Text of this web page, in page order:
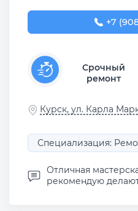
+7
+7
Срочный
ремонт
Курск, ул. Карла
Специализация:
Отличная
рекомендую